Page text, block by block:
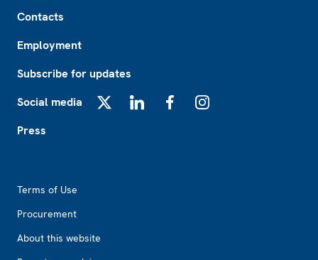
Contacts
Employment
Subscribe for updates
Social media
Press
Terms of Use
Procurement
About this website